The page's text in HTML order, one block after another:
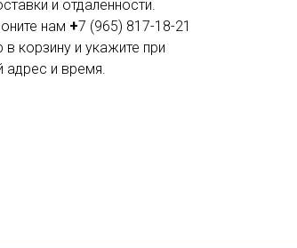
и отдаленности.
нам +7 (965) 817-18-21
корзину и укажите при
и время.